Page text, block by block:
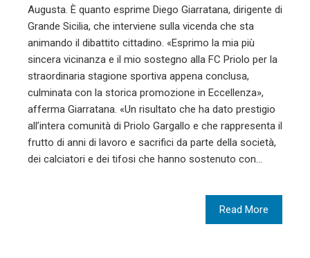
Augusta. È quanto esprime Diego Giarratana, dirigente di
Grande Sicilia, che interviene sulla vicenda che sta
animando il dibattito cittadino. «Esprimo la mia più
sincera vicinanza e il mio sostegno alla FC Priolo per la
straordinaria stagione sportiva appena conclusa,
culminata con la storica promozione in Eccellenza»,
afferma Giarratana. «Un risultato che ha dato prestigio
all’intera comunità di Priolo Gargallo e che rappresenta il
frutto di anni di lavoro e sacrifici da parte della società,
dei calciatori e dei tifosi che hanno sostenuto con…
Read More